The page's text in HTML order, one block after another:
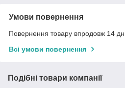
Умови повернення
Повернення товару впродовж 14
Всі умови повернення
Подібні товари компанії